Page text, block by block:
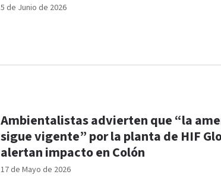
5 de Junio de 2026
17 de Mayo de 2026
Ambientalistas advierten que “la
sigue vigente” por la planta de HIF
alertan impacto en Colón